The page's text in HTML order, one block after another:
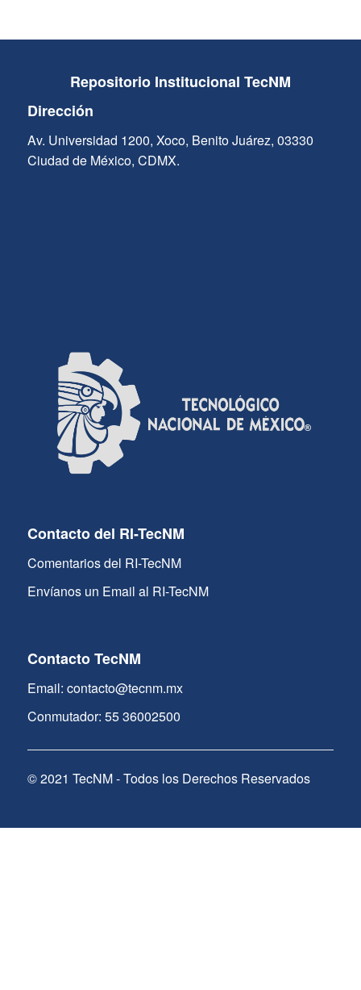
Repositorio Institucional TecNM
Dirección
Av. Universidad 1200, Xoco, Benito Juárez, 03330
Ciudad de México, CDMX.
Contacto del RI-TecNM
Comentarios del RI-TecNM
Envíanos un Email al RI-TecNM
Contacto TecNM
Email: contacto@tecnm.mx
Conmutador: 55 36002500
© 2021 TecNM - Todos los Derechos Reservados